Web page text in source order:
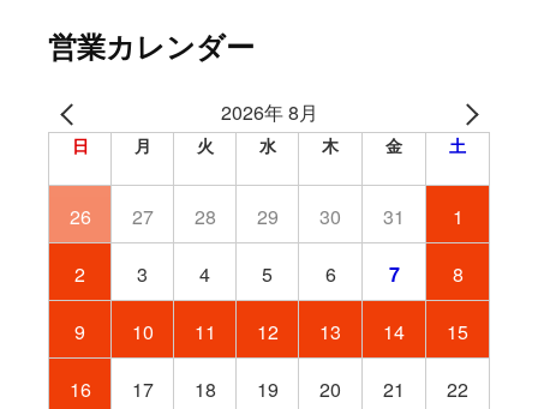
営業カレンダー
2026年 8月
日 月 火 水 木 金 土
26 27 28 29 30 31 1
2 3 4 5 6 7 8
9 10 11 12 13 14 15
16 17 18 19 20 21 22